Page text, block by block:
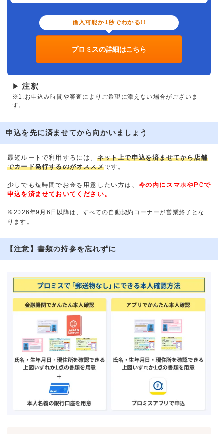
借入可能か1秒でわかる!!
プロミスの詳細はこちら
▶ 注釈
※1.お申込み時間や審査によりご希望に添えない場合がございま
す。
申込を先に済ませてから向かいましょう
最短ルートで利用するには、 ネット上で申込を済ませてから店舗
でカード発行するのがオススメです。
少しでも短時間でお金を用意したい方は、 今の内にスマホやPCで
申込を済ませておいてください。
※2026年9月6日以降は、すべての自動契約コーナーが営業終了とな
ります。
【注意】書類の持参を忘れずに